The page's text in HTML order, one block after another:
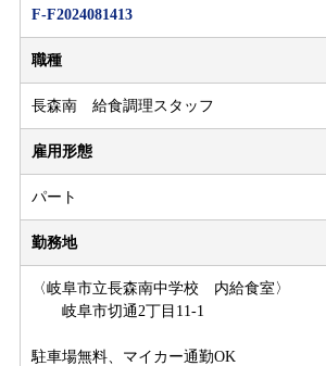
F-F2024081413
職種
長森南 給食調理スタッフ
雇用形態
パート
勤務地
〈岐阜市立長森南中学校 内給食室〉
岐阜市切通2丁目11-1
駐車場無料、マイカー通勤OK